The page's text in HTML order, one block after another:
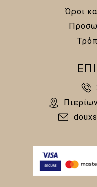
Όροι